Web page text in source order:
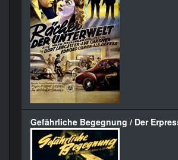
Gefährliche Begegnung / Der